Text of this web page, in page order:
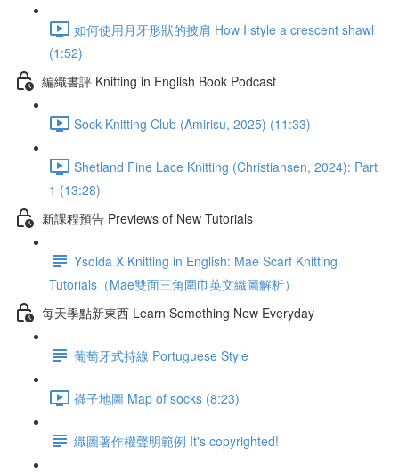
如何使用月牙形狀的披肩 How I style a crescent shawl
(1:52)
編織書評 Knitting in English Book Podcast
Sock Knitting Club (Amirisu, 2025) (11:33)
Shetland Fine Lace Knitting (Christiansen, 2024): Part
1 (13:28)
新課程預告 Previews of New Tutorials
Ysolda X Knitting in English: Mae Scarf Knitting
Tutorials（Mae雙面三角圍巾英文織圖解析）
每天學點新東西 Learn Something New Everyday
葡萄牙式持線 Portuguese Style
襪子地圖 Map of socks (8:23)
織圖著作權聲明範例 It's copyrighted!